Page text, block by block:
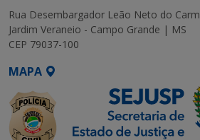
Rua Desembargador Leão Neto do
Jardim Veraneio - Campo Grande | MS
CEP 79037-100
MAPA